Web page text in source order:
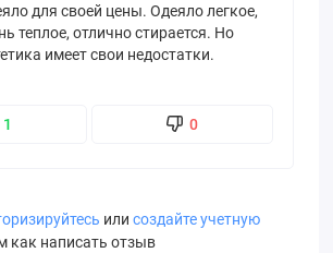
для своей цены. Одеяло легкое,
теплое, отлично стирается. Но
имеет свои недостатки.
1 0
или создайте учетную
как написать отзыв